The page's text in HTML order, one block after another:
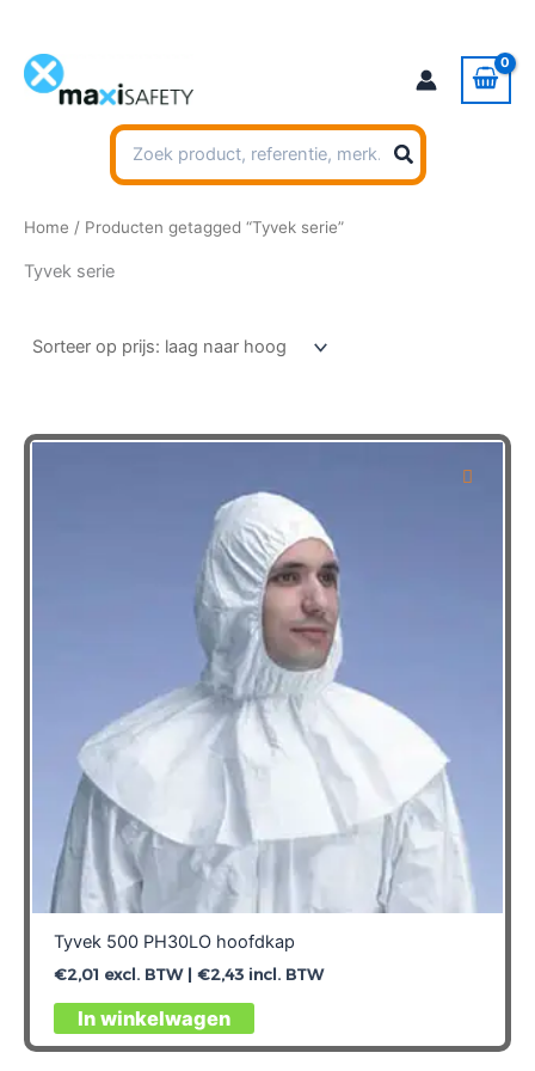
inhoud
Zoeken
naar:
Home / Producten getagged “Tyvek serie”
Tyvek serie
Tyvek 500 PH30LO hoofdkap
€2,01 excl. BTW | €2,43incl. BTW
In winkelwagen
Dit
product